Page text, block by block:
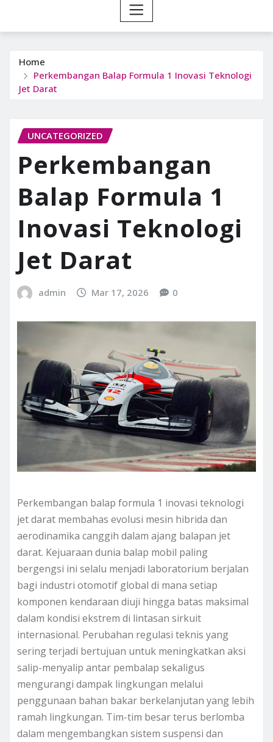
Home
Perkembangan Balap Formula 1 Inovasi Teknologi
Jet Darat
UNCATEGORIZED
Perkembangan
Balap Formula 1
Inovasi Teknologi
Jet Darat
admin Mar 17, 2026 0
Perkembangan balap formula 1 inovasi teknologi
jet darat membahas evolusi mesin hibrida dan
aerodinamika canggih dalam ajang balapan jet
darat. Kejuaraan dunia balap mobil paling
bergengsi ini selalu menjadi laboratorium berjalan
bagi industri otomotif global di mana setiap
komponen kendaraan diuji hingga batas maksimal
dalam kondisi ekstrem di lintasan sirkuit
internasional. Perubahan regulasi teknis yang
sering terjadi bertujuan untuk meningkatkan aksi
salip-menyalip antar pembalap sekaligus
mengurangi dampak lingkungan melalui
penggunaan bahan bakar berkelanjutan yang lebih
ramah lingkungan. Tim-tim besar terus berlomba
dalam mengembangkan sistem suspensi dan